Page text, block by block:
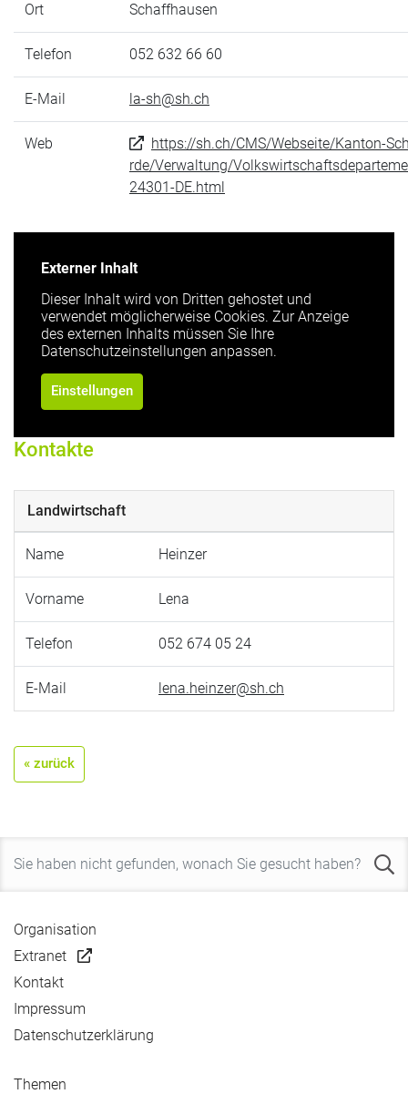
Ort Schaffhausen
Telefon 052 632 66 60
E-Mail la-sh@sh.ch
Web
https://sh.ch/CMS/Webseite/Kanton-
rde/Verwaltung/
24301-DE.html
Externer Inhalt
Dieser Inhalt wird von Dritten gehostet und
verwendet möglicherweise Cookies. Zur Anzeige
des externen Inhalts müssen Sie Ihre
Datenschutzeinstellungen anpassen.
Einstellungen
Kontakte
Landwirtschaft
Name Heinzer
Vorname Lena
Telefon 052 674 05 24
E-Mail lena.heinzer@sh.ch
« zurück
Organisation
Extranet
Kontakt
Impressum
Datenschutzerklärung
Themen